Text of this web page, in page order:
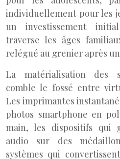
individuellement pour les
un investissement
traverse les âges
relégué au grenier après
La matérialisation des
comble le fossé entre
Les imprimantes
photos smartphone en
main, les dispositifs qui
audio sur des
systèmes qui